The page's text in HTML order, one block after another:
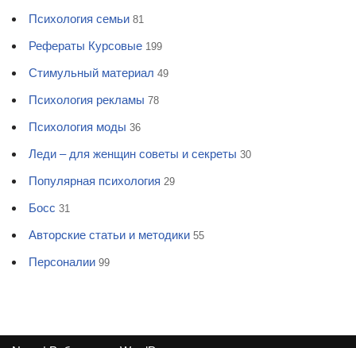
Психология семьи 81
Рефераты Курсовые 199
Стимульный материал 49
Психология рекламы 78
Психология моды 36
Леди – для женщин советы и секреты 30
Популярная психология 29
Босс 31
Авторские статьи и методики 55
Персоналии 99